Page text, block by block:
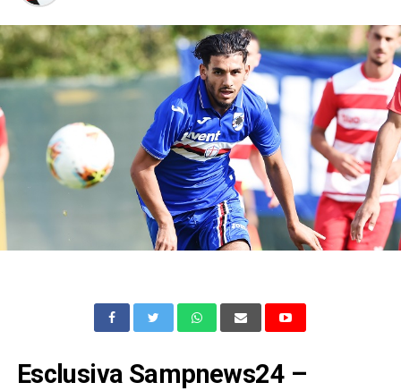
Esclusiva Sampnews24 –